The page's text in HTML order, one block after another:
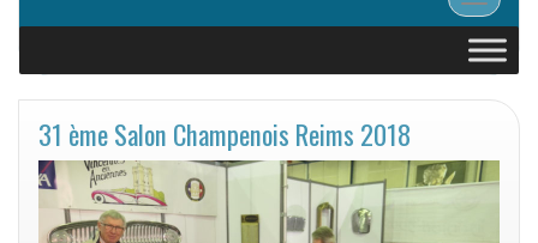
31 ème Salon Champenois Reims 2018